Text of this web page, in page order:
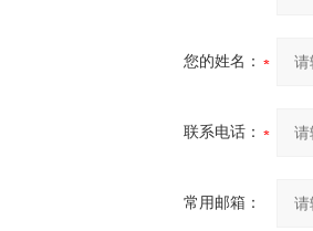
您的姓名：
联系电话：
常用邮箱：